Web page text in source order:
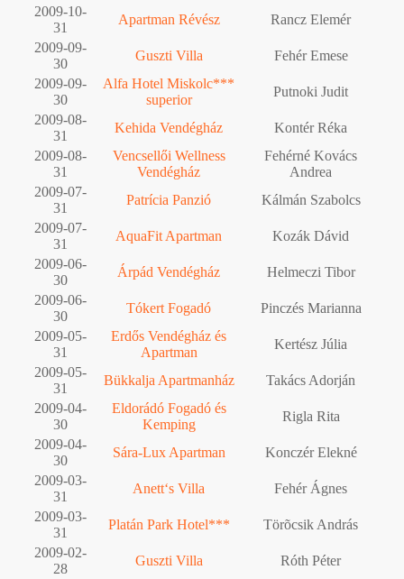
2009-10-
31
Apartman Révész
Rancz Elemér
2009-09-
30
Guszti Villa
Fehér Emese
2009-09-
30
Alfa Hotel Miskolc***
superior
Putnoki Judit
2009-08-
31
Kehida Vendégház
Kontér Réka
2009-08-
31
Vencsellői Wellness
Vendégház
Fehérné Kovács
Andrea
2009-07-
31
Patrícia Panzió
Kálmán Szabolcs
2009-07-
31
AquaFit Apartman
Kozák Dávid
2009-06-
30
Árpád Vendégház
Helmeczi Tibor
2009-06-
30
Tókert Fogadó
Pinczés Marianna
2009-05-
31
Erdős Vendégház és
Apartman
Kertész Júlia
2009-05-
31
Bükkalja Apartmanház
Takács Adorján
2009-04-
30
Eldorádó Fogadó és
Kemping
Rigla Rita
2009-04-
30
Sára-Lux Apartman
Konczér Elekné
2009-03-
31
Anett‘s Villa
Fehér Ágnes
2009-03-
31
Platán Park Hotel***
Törõcsik András
2009-02-
28
Guszti Villa
Róth Péter